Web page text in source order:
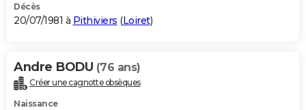
Décès
20/07/1981 à Pithiviers (Loiret)
Andre BODU (76 ans)
Créer une cagnotte obsèques
Naissance